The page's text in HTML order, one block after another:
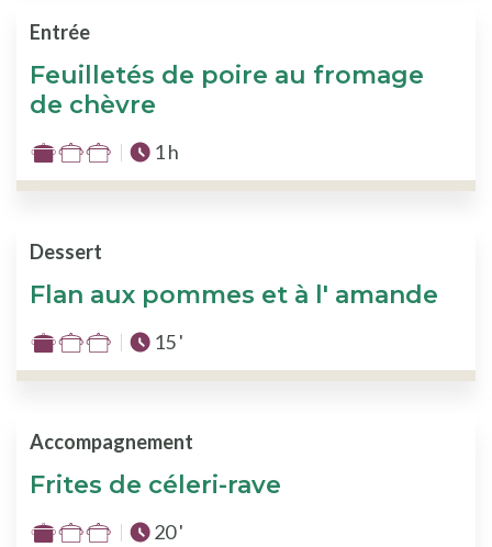
sur
Feuilletés de poire au fromage
de chèvre
Entrée
Difficulté
:
sur
Temps total :
1 h
Flan aux pommes et à l' amande
Dessert
Difficulté
:
sur
Temps total :
15 '
Frites de céleri-rave
Accompagnement
Difficulté
Temps total :
20 '